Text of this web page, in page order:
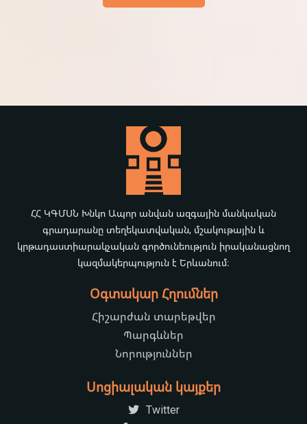
ՀՀ ԿԳՄՍՆ Խնկո Ապոր անվան ազգային մանկական
գրադարանը տեղեկատվական, մշակութային և
կրթադաստիարակչական գործունեություն իրականացնող
կազմակերպություն է Երևանում։
Օգտակար Հղումներ
Հիշարժան տարեթվեր
Պարգևներ
Նորություններ
Սոցիալական կայքեր
Twitter